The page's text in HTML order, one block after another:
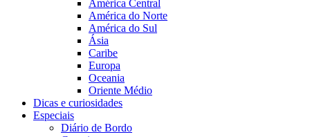
América Central
América do Norte
América do Sul
Ásia
Caribe
Europa
Oceania
Oriente Médio
Dicas e curiosidades
Especiais
Diário de Bordo